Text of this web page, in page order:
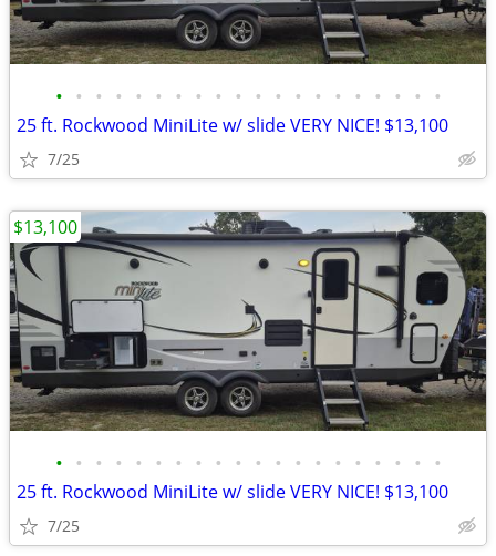
• • • • • • • • • • • • • • • • • • • •
25 ft. Rockwood MiniLite w/ slide VERY NICE! $13,100
7/25
• • • • • • • • • • • • • • • • • • • •
25 ft. Rockwood MiniLite w/ slide VERY NICE! $13,100
7/25
$13,100